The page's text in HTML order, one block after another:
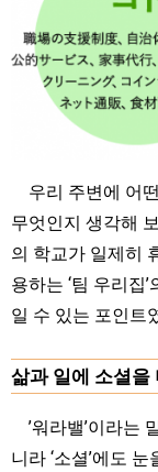
우리 주변에 어떤
무엇인지 생각해
의 학교가 일제히
용하는 ‘팀 우리집
일 수 있는 포인트
삶과 일에 소셜을
’워라밸’이라는
니라 ‘소셜’에도